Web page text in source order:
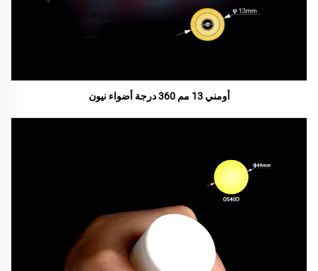
أومني 13 مم 360 درجة أضواء نيون